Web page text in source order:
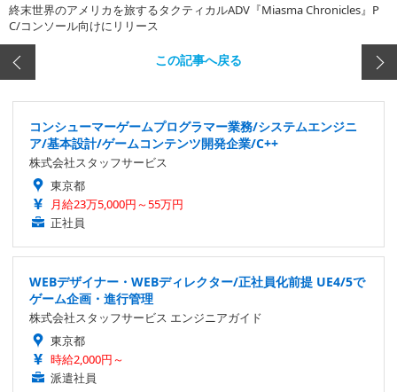
終末世界のアメリカを旅するタクティカルADV『Miasma Chronicles』P
C/コンソール向けにリリース
この記事へ戻る
コンシューマーゲームプログラマー業務/システムエンジニ
ア/基本設計/ゲームコンテンツ開発企業/C++
株式会社スタッフサービス
東京都
月給23万5,000円～55万円
正社員
WEBデザイナー・WEBディレクター/正社員化前提 UE4/5で
ゲーム企画・進行管理
株式会社スタッフサービス エンジニアガイド
東京都
時給2,000円～
派遣社員